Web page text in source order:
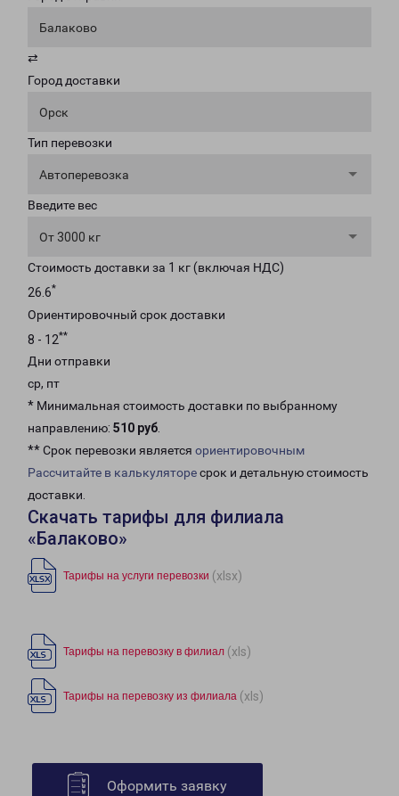
Балаково
⇄
Город доставки
Орск
Тип перевозки
Автоперевозка
Введите вес
От 3000 кг
Стоимость доставки за 1 кг (включая НДС)
26.6*
Ориентировочный срок доставки
8 - 12**
Дни отправки
ср, пт
* Минимальная стоимость доставки по выбранному
направлению: 510 руб.
** Срок перевозки является ориентировочным
Рассчитайте в калькуляторесрок и детальную стоимость
доставки.
Скачать тарифы для филиала
«Балаково»
Тарифы на услуги перевозки (xlsx)
Тарифы на перевозку в филиал (xls)
Тарифы на перевозку из филиала (xls)
Оформить заявку